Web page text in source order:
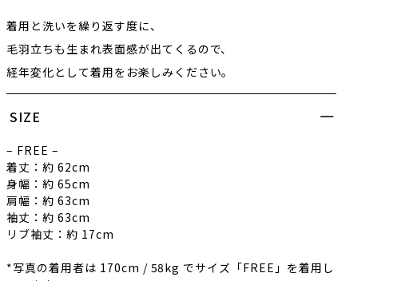
着用と洗いを繰り返す度に、
毛羽立ちも生まれ表面感が出てくるので、
経年変化として着用をお楽しみください。
SIZE
– FREE –
着丈：約 62cm
身幅：約 65cm
肩幅：約 63cm
袖丈：約 63cm
リブ袖丈：約 17cm
*写真の着用者は 170cm / 58kg でサイズ「FREE」を着用し